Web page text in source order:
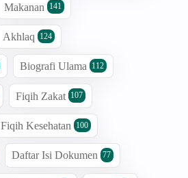
Makanan 141
Akhlaq 124
Biografi Ulama 112
Fiqih Zakat 107
Fiqih Kesehatan 100
Daftar Isi Dokumen 77